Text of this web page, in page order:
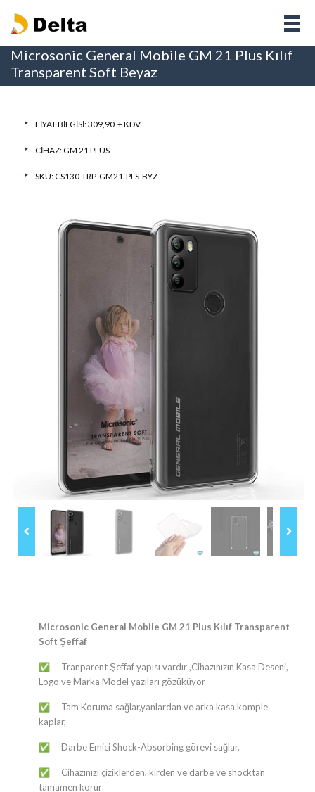
Microsonic General Mobile GM 21 Plus Kılıf
Transparent Soft Beyaz
FIYAT BILGISI: 309,90 + KDV
CIHAZ:GM 21 PLUS
SKU: CS130-TRP-GM21-PLS-BYZ
Microsonic General Mobile GM 21 Plus Kılıf Transparent
Soft Şeffaf
✅ Tranparent Şeffaf yapısı vardır ,Cihazınızın Kasa Deseni,
Logo ve Marka Model yazıları gözüküyor
✅ Tam Koruma sağlar,yanlardan ve arka kasa komple
kaplar,
✅ Darbe Emici Shock-Absorbing görevi sağlar,
✅ Cihazınızı çiziklerden, kirden ve darbe ve shocktan
tamamen korur